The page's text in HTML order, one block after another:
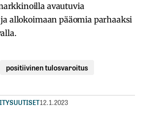
avautuvia
allokoimaan pääomia parhaaksi
positiivinen tulosvaroitus
12.1.2023